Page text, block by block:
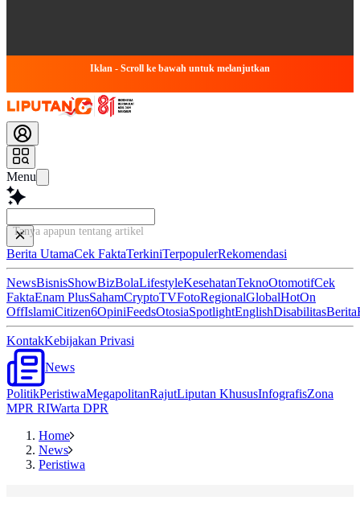
Iklan - Scroll ke bawah untuk melanjutkan
Menu
Tanya apapun tentang artikel ini...
Berita UtamaCek FaktaTerkiniTerpopulerRekomendasi
NewsBisnisShowBizBolaLifestyleKesehatanTeknoOtomotifCek
FaktaEnam PlusSahamCryptoTVFotoRegionalGlobalHotOn
OffIslamiCitizen6OpiniFeedsOtosiaSpotlightEnglishDisabilitasBerita
KontakKebijakan Privasi
News
PolitikPeristiwaMegapolitanRajutLiputan KhususInfografisZona
MPR RIWarta DPR
Home
News
Peristiwa